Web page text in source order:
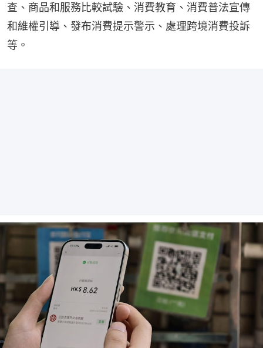
查、商品和服務比較試驗、消費教育、消費普法宣傳
和維權引導、發布消費提示警示、處理跨境消費投訴
等。